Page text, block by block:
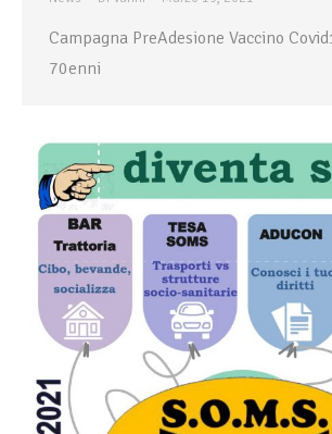
Campagna PreAdesione Vaccino
70enni